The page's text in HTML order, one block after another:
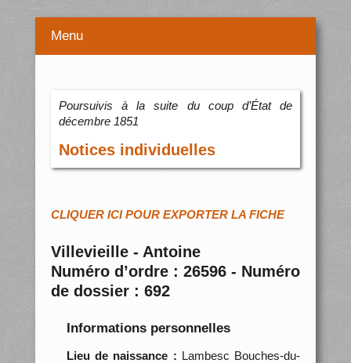
Menu
Poursuivis à la suite du coup d’État de
décembre 1851
Notices individuelles
CLIQUER ICI POUR EXPORTER LA FICHE
Villevieille - Antoine
Numéro d’ordre : 26596 - Numéro
de dossier : 692
Informations personnelles
Lieu de naissance : Lambesc Bouches-du-